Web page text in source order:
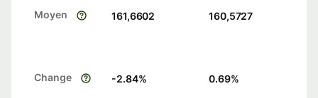
Moyen 161,6602 160,5727
Change -2.84% 0.69%